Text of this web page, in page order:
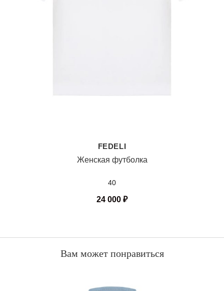
FEDELI
Женская футболка
40
24 000 ₽
Вам может понравиться